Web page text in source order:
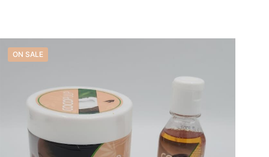
ON SALE